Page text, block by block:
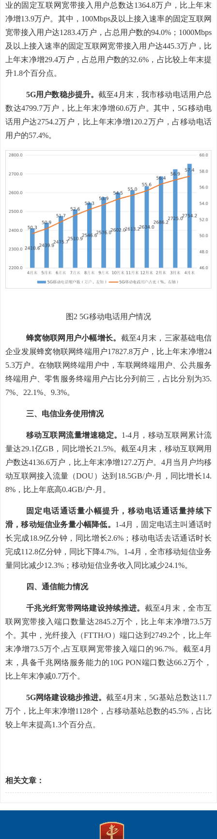
业的固定互联网宽带接入用户总数达1364.8万 户，比上年末
净增13.9万户。其中， 100Mbps及以上接入速率的固定互联网
宽带接入用户达1283.4万 户，占总用户数的94.0%；1000Mbps
及以上接入速率的固定互联网宽带接入用户达445.3万 户，比
上年末净增29.4万户，占总用户数的32.6%，占比较上年末提
升1.8个百分点。
5G用户数稳步提升。截至4月末 ，我市移动电话用户总
数达4799.7万 户，比上年末净增60.6万户。其中， 5G移动电
话用户达2754.2万 户，比上年末净增120.2万户，占移动电话
用户的57.4%。
图 2 5G移动电话用户情况
蜂窝物联网用户小幅增长。 截至4月末 ，三家基础电信
企业发展蜂窝物联网终端用户17827.8万户，比上年末净增24
5.3万户。在物联网终端用户中，车联网终端用户、公共服务
终端用户、零售服务终端用户占比分列前三，占比分别为35.
7%、22.1%、9.3%。
三、电信业务使用情况
移动互联网流量增速稳定。 1-4月
，移动互联网累计流
量达29.1亿GB，同比增长21 .5%。截至4月末 ，移动互联网用
户数达4136.6万户，比上年末净增127.2万户。 4月当月户均移
动互联网接入流量（DOU）达到18.5GB/户·月，同比增长14.
8%，比上年底高0.4GB/户·月。
固定 电话通话量小幅提升 ， 移动电话通话量持续下
滑，移动短信业务量小幅降低。 1-4月
，固定电话主叫通话时
长完成18.9亿分钟，同比增长2.6%；移动电话去话通话时长
完成112.8亿分钟，同比下降4.7%。 1-4月 ，全市移动短信业务
量同比减少12.3%；移动短信业务收入同比减少24.1%。
四、通信能力情况
千兆光纤宽带网络建设持续推进。 截至4月末 ，全市互
联网宽带接入端口数量达2845.2万个，比上年末净增73.5万
个。其中，光纤接入（FTTH/O）端口达到 2749.2个，比上年
末净增73.5万个 ,占互联网宽带接入端口的96.7%。截至4月
末 ，具备千兆网络服务能力的10G PON端口数达66.2万个，
比上年末净减0.7万个。
5G网络建设稳步推进。截至4月末 ， 5G基站总数达11.7
万个，比上年末净增1128个，占移动基站总数的45.5%，占比
较上年末提高1.3个百分点。
相关文章：